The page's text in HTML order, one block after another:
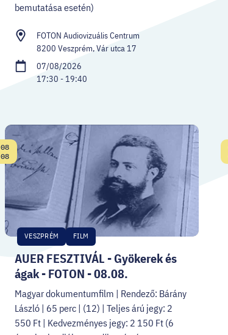
bemutatása esetén)
FOTON Audiovizuális Centrum
8200 Veszprém, Vár utca 17
07/08/2026
17:30 - 19:40
AUER FESZTIVÁL - Gyökerek és
ágak - FOTON - 08.08.
VESZPRÉM FILM
Date:
08
08
Magyar dokumentumfilm | Rendező: Bárány
László | 65 perc | (12) | Teljes árú jegy: 2
550 Ft | Kedvezményes jegy: 2 150 Ft (6